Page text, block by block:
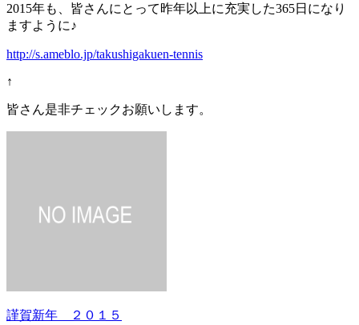
2015年も、皆さんにとって昨年以上に充実した365日になり
ますように♪
http://s.ameblo.jp/takushigakuen-tennis
↑
皆さん是非チェックお願いします。
謹賀新年 ２０１５